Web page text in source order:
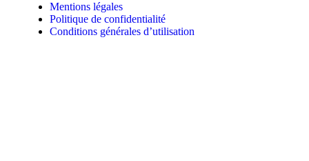
Mentions légales
Politique de confidentialité
Conditions générales d’utilisation